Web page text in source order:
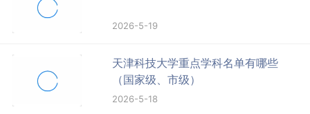
2026-5-19
天津科技大学重点学科名单有哪些
（国家级、市级）
2026-5-18